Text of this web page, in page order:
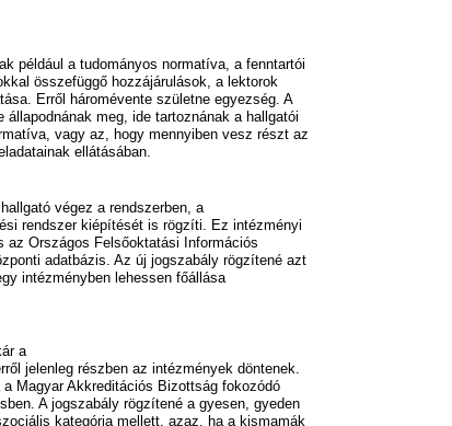
például a tudományos normatíva, a fenntartói
összefüggő hozzájárulások, a lektorok
Erről háromévente születne egyezség. A
állapodnának meg, ide tartoznának a hallgatói
vagy az, hogy mennyiben vesz részt az
ellátásában.
végez a rendszerben, a
rendszer kiépítését is rögzíti. Ez intézményi
az Országos Felsőoktatási Információs
adatbázis. Az új jogszabály rögzítené azt
intézményben lehessen főállása
a
jelenleg részben az intézmények döntenek.
Magyar Akkreditációs Bizottság fokozódó
A jogszabály rögzítené a gyesen, gyeden
kategória mellett, azaz, ha a kismamák